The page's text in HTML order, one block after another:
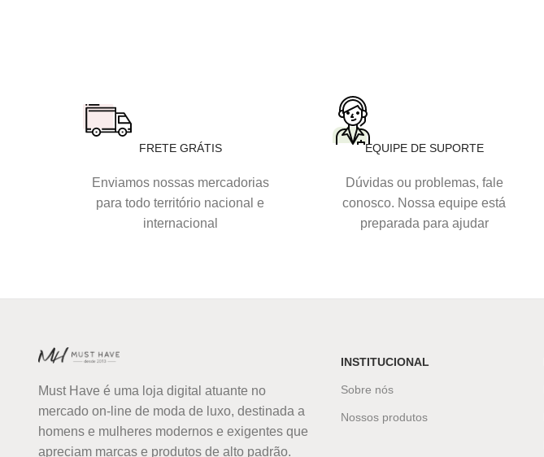
FRETE GRÁTIS
Enviamos nossas mercadorias
para todo território nacional e
internacional
EQUIPE DE SUPORTE
Dúvidas ou problemas, fale
conosco. Nossa equipe está
preparada para ajudar
Must Have é uma loja digital atuante no
mercado on-line de moda de luxo, destinada a
homens e mulheres modernos e exigentes que
apreciam marcas e produtos de alto padrão.
INSTITUCIONAL
Sobre nós
Nossos produtos